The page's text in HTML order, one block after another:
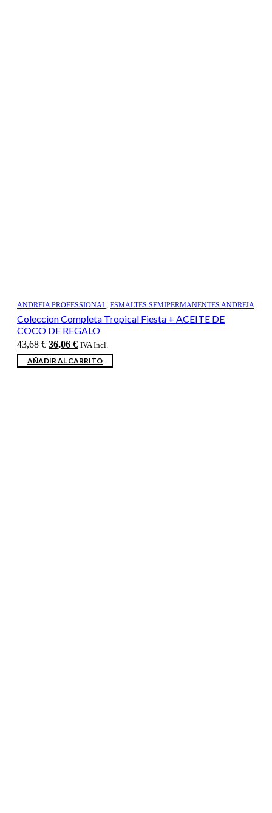
ANDREIA PROFESSIONAL, ESMALTES SEMIPERMANENTES ANDREIA
Coleccion Completa Tropical Fiesta + ACEITE DE
COCO DE REGALO
43,68€ El
precio
original
36,06 €El
precio
actual
IVA Incl.
AÑADIR AL CARRITO